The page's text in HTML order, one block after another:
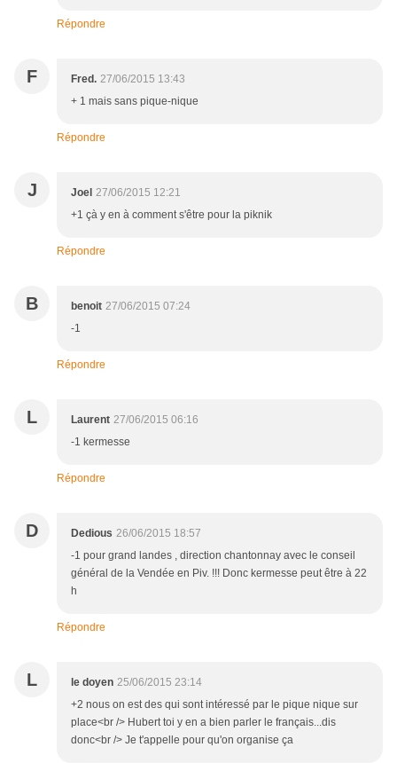
Répondre
F Fred. 27/06/2015 13:43
+ 1 mais sans pique-nique
Répondre
J Joel 27/06/2015 12:21
+1 çà y en à comment s'être pour la piknik
Répondre
B benoit 27/06/2015 07:24
-1
Répondre
L Laurent 27/06/2015 06:16
-1 kermesse
Répondre
D Dedious 26/06/2015 18:57
-1 pour grand landes , direction chantonnay avec le conseil
général de la Vendée en Piv. !!! Donc kermesse peut être à 22
h
Répondre
L le doyen 25/06/2015 23:14
+2 nous on est des qui sont intéressé par le pique nique sur
place<br /> Hubert toi y en a bien parler le français...dis
donc<br /> Je t'appelle pour qu'on organise ça